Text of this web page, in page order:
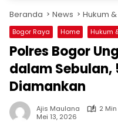
Beranda News Hukum
Bogor Raya Home Hukum
Polres Bogor
dalam Sebulan,
Diamankan
Ajis Maulana
2
Mei 13, 2026